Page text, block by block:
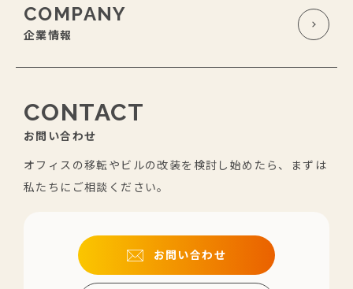
COMPANY
企業情報
CONTACT
お問い合わせ
オフィスの移転やビルの改装を検討し始めたら、まずは
私たちにご相談ください。
お問い合わせ